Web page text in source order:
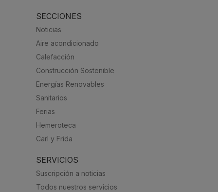
SECCIONES
Noticias
Aire acondicionado
Calefacción
Construcción Sostenible
Energías Renovables
Sanitarios
Ferias
Hemeroteca
Carl y Frida
SERVICIOS
Suscripción a noticias
Todos nuestros servicios